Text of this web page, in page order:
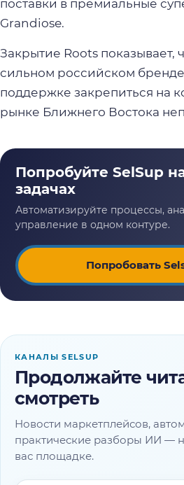
поставки в премиальные
Grandiose.
Закрытие Roots показывает,
сильном российском
поддержке закрепиться на
рынке Ближнего Востока
Попробовать
КАНАЛЫ SELSUP
Продолжайте
смотреть
Новости маркетплейсов,
практические разборы ИИ —
вас площадке.